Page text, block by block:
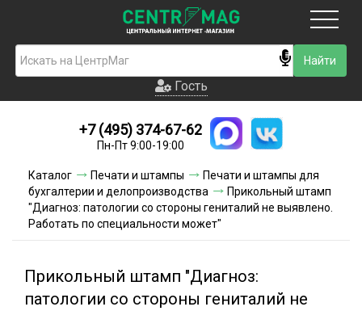
Гость
Новинки
Условия доставки
Условия оплаты
Акции и скидки
Гость
+7 (495) 374-67-62
Пн-Пт 9:00-19:00
Каталог Печати и штампы
Печати и штампы для
бухгалтерии и делопроизводства
Прикольный штамп
"Диагноз: патологии со стороны гениталий не выявлено.
Работать по специальности может"
Прикольный штамп "Диагноз:
патологии со стороны гениталий не